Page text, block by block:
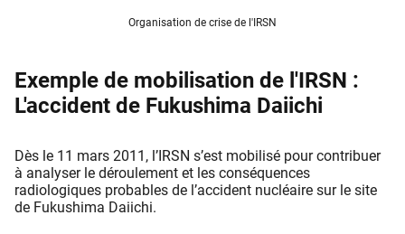
Organisation de crise de l'IRSN
Exemple de mobilisation de l'IRSN :
L'accident de Fukushima Daiichi
Dès le 11 mars 2011, l’IRSN s’est mobilisé pour contribuer
à analyser le déroulement et les conséquences
radiologiques probables de l’accident nucléaire sur le site
de Fukushima Daiichi.